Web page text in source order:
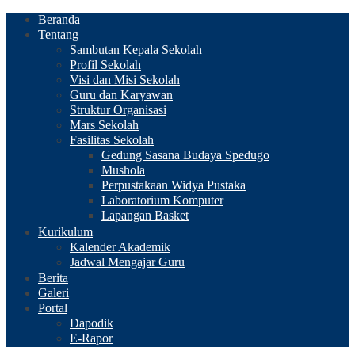
Beranda
Tentang
Sambutan Kepala Sekolah
Profil Sekolah
Visi dan Misi Sekolah
Guru dan Karyawan
Struktur Organisasi
Mars Sekolah
Fasilitas Sekolah
Gedung Sasana Budaya Spedugo
Mushola
Perpustakaan Widya Pustaka
Laboratorium Komputer
Lapangan Basket
Kurikulum
Kalender Akademik
Jadwal Mengajar Guru
Berita
Galeri
Portal
Dapodik
E-Rapor